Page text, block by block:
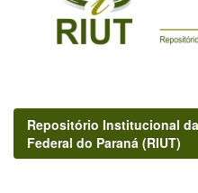
Repositório Institucional
Federal do Paraná (RIUT)